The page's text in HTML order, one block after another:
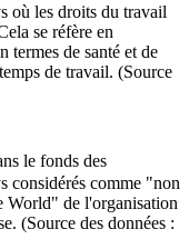
où les droits du travail
se réfère en
termes de santé et de
de travail. (Source
le fonds des
considérés comme "non
World" de l'organisation
(Source des données :